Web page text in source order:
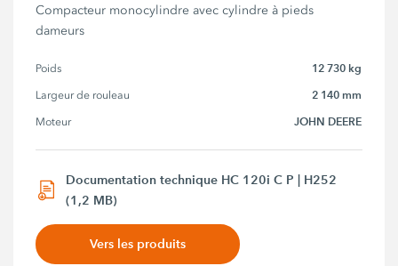
Compacteur monocylindre avec cylindre à pieds
dameurs
Poids 12 730 kg
Largeur de rouleau 2 140 mm
Moteur JOHN DEERE
Documentation technique HC 120i C P | H252
(1,2 MB)
Vers les produits